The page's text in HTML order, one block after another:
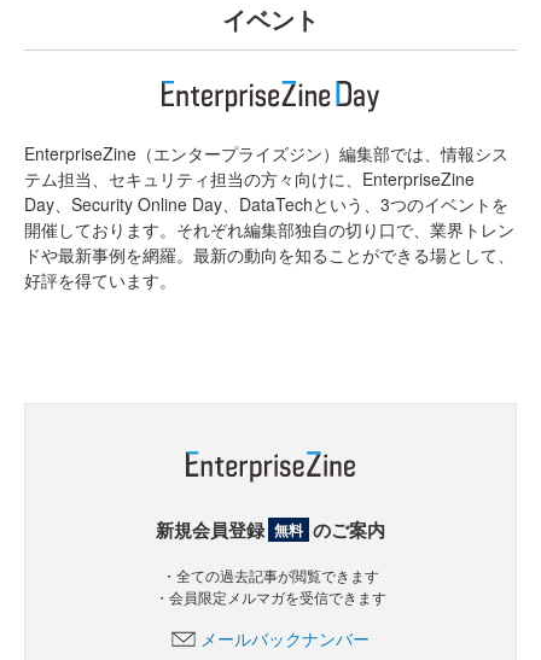
イベント
EnterpriseZine（エンタープライズジン）編集部では、情報シス
テム担当、セキュリティ担当の方々向けに、EnterpriseZine
Day、Security Online Day、DataTechという、3つのイベントを
開催しております。それぞれ編集部独自の切り口で、業界トレン
ドや最新事例を網羅。最新の動向を知ることができる場として、
好評を得ています。
新規会員登録 無料 のご案内
・全ての過去記事が閲覧できます
・会員限定メルマガを受信できます
メールバックナンバー